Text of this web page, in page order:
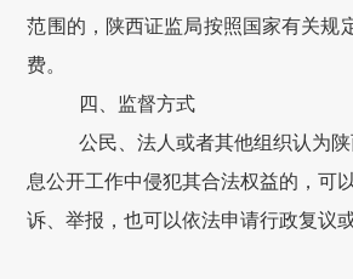
范围的， 陕西证监局按照国家有关规
费。
四
、监督方式
公民、法人或者其他组织认为
息公开工作中侵犯其合法权益的，可
诉、举报，也可以依法申请行政复议